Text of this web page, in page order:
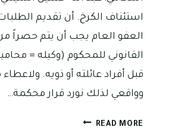
استئناف الكرخ. أن تقديم
العفو العام يجب أن يتم حصراً
القانوني للمحكوم (وكيله =
قبل أفراد عائلته أو ذويه.
وواقعي لذلك نورد قرار محكمة…
READ MORE العفو